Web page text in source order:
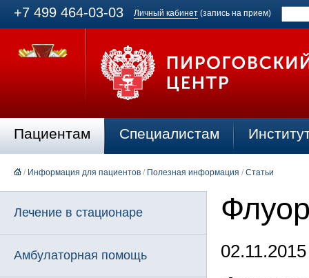
+7 499 464-03-03 Личный кабинет (запись на прием)
Пациентам Специалистам
/ Информация для пациентов / Полезная информация / Статьи
Лечение в стационаре
Амбулаторная помощь 02.11.2015